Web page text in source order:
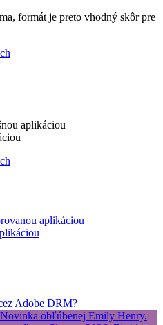
formát je preto vhodný skôr pre
aplikáciou
aplikáciou
Adobe DRM?